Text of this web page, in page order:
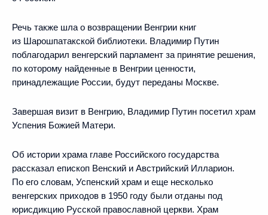
Речь также шла о возвращении Венгрии книг
из Шарошпатакской библиотеки. Владимир Путин
поблагодарил венгерский парламент за принятие решения,
по которому найденные в Венгрии ценности,
принадлежащие России, будут переданы Москве.
Завершая визит в Венгрию, Владимир Путин посетил храм
Успения Божией Матери.
Об истории храма главе Российского государства
рассказал епископ Венский и Австрийский Илларион.
По его словам, Успенский храм и еще несколько
венгерских приходов в 1950 году были отданы под
юрисдикцию Русской православной церкви. Храм